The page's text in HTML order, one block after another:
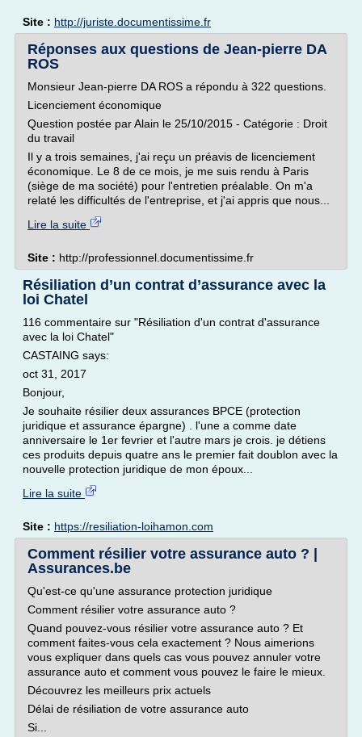
Site : http://juriste.documentissime.fr
Réponses aux questions de Jean-pierre DA
ROS
Monsieur Jean-pierre DA ROS a répondu à 322 questions.
Licenciement économique
Question postée par Alain le 25/10/2015 - Catégorie : Droit
du travail
Il y a trois semaines, j'ai reçu un préavis de licenciement
économique. Le 8 de ce mois, je me suis rendu à Paris
(siège de ma société) pour l'entretien préalable. On m'a
relaté les difficultés de l'entreprise, et j'ai appris que nous...
Lire la suite
Site : http://professionnel.documentissime.fr
Résiliation d’un contrat d’assurance avec la
loi Chatel
116 commentaire sur "Résiliation d'un contrat d'assurance
avec la loi Chatel"
CASTAING says:
oct 31, 2017
Bonjour,
Je souhaite résilier deux assurances BPCE (protection
juridique et assurance épargne) . l'une a comme date
anniversaire le 1er fevrier et l'autre mars je crois. je détiens
ces produits depuis quatre ans le premier fait doublon avec la
nouvelle protection juridique de mon époux...
Lire la suite
Site : https://resiliation-loihamon.com
Comment résilier votre assurance auto ? |
Assurances.be
Qu'est-ce qu'une assurance protection juridique
Comment résilier votre assurance auto ?
Quand pouvez-vous résilier votre assurance auto ? Et
comment faites-vous cela exactement ? Nous aimerions
vous expliquer dans quels cas vous pouvez annuler votre
assurance auto et comment vous pouvez le faire le mieux.
Découvrez les meilleurs prix actuels
Délai de résiliation de votre assurance auto
Si...